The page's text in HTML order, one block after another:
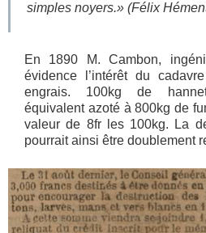
simples noyers.» (Félix
En 1890 M. Cambon,
évidence l’intérêt du
engrais. 100kg de
équivalent azoté à 800kg de
valeur de 8fr les 100kg. La
pourrait ainsi être doublement